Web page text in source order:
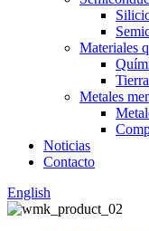
Materiales
Metales
Noticias
Contacto
English